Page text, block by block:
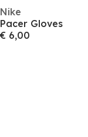
Nike
Pacer Gloves
€ 6,00